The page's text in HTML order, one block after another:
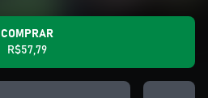
COMPRAR
R$57,79